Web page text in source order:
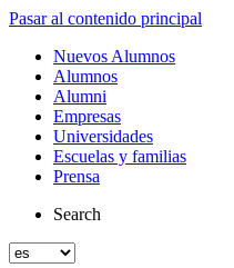
Pasar al contenido principal
Nuevos Alumnos
Alumnos
Alumni
Empresas
Universidades
Escuelas y familias
Prensa
Search